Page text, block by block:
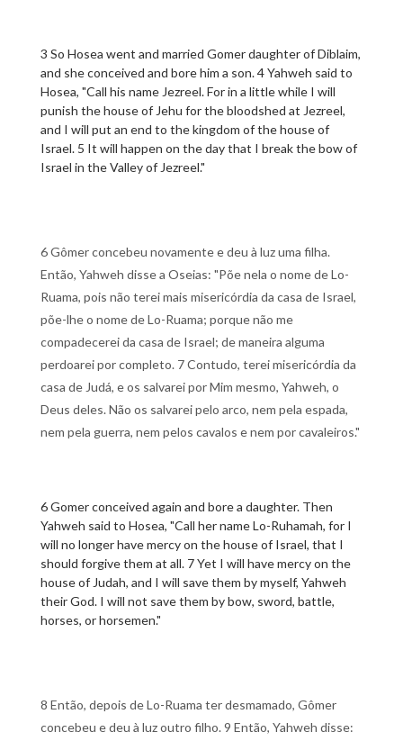
3 So Hosea went and married Gomer daughter of Diblaim,
and she conceived and bore him a son. 4 Yahweh said to
Hosea, "Call his name Jezreel. For in a little while I will
punish the house of Jehu for the bloodshed at Jezreel,
and I will put an end to the kingdom of the house of
Israel. 5 It will happen on the day that I break the bow of
Israel in the Valley of Jezreel."
6 Gômer concebeu novamente e deu à luz uma filha.
Então, Yahweh disse a Oseias: "Põe nela o nome de Lo-
Ruama, pois não terei mais misericórdia da casa de Israel,
põe-lhe o nome de Lo-Ruama; porque não me
compadecerei da casa de Israel; de maneira alguma
perdoarei por completo. 7 Contudo, terei misericórdia da
casa de Judá, e os salvarei por Mim mesmo, Yahweh, o
Deus deles. Não os salvarei pelo arco, nem pela espada,
nem pela guerra, nem pelos cavalos e nem por cavaleiros."
6 Gomer conceived again and bore a daughter. Then
Yahweh said to Hosea, "Call her name Lo-Ruhamah, for I
will no longer have mercy on the house of Israel, that I
should forgive them at all. 7 Yet I will have mercy on the
house of Judah, and I will save them by myself, Yahweh
their God. I will not save them by bow, sword, battle,
horses, or horsemen."
8 Então, depois de Lo-Ruama ter desmamado, Gômer
concebeu e deu à luz outro filho. 9 Então, Yahweh disse: